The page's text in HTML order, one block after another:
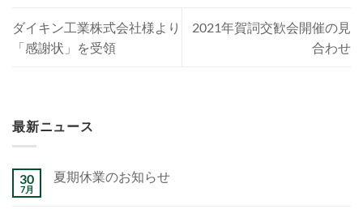
ダイキン工業株式会社様より
「感謝状」を受領
2021年賀詞交歓会開催の見
合わせ
最新ニュース
30
7月
夏期休業のお知らせ